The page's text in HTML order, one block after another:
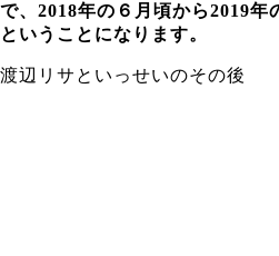
で、2018年の６月頃から2019年
ということになります。
渡辺リサといっせいのその後